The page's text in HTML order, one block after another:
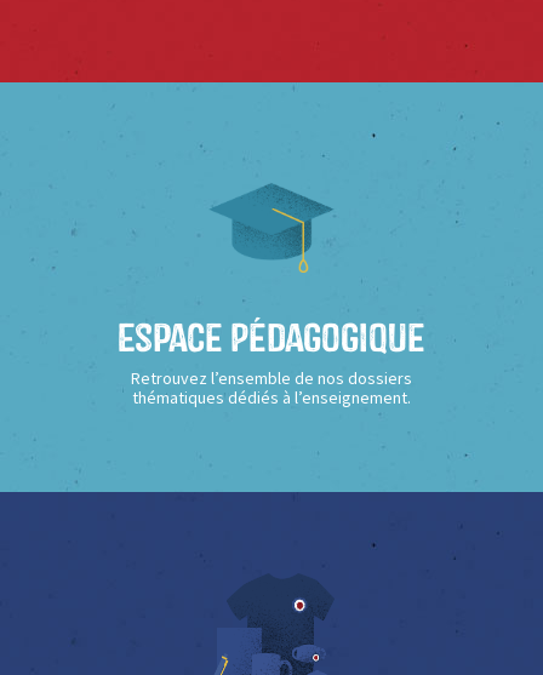
Espace Pédagogique
Retrouvez l’ensemble de nos dossiers
thématiques dédiés à l’enseignement.